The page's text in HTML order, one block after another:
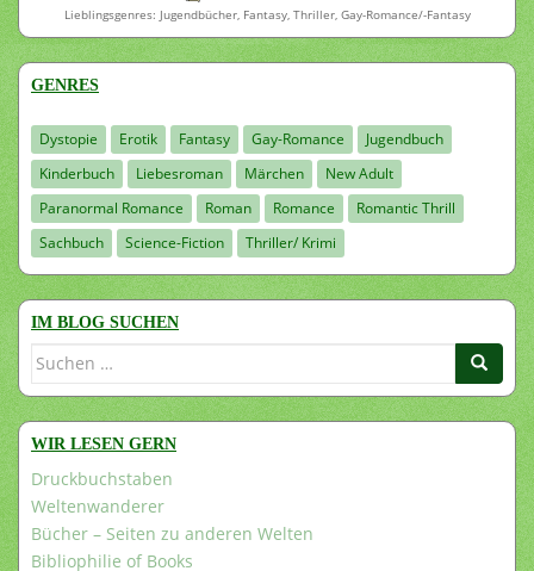
Lieblingsgenres: Jugendbücher, Fantasy, Thriller, Gay-Romance/-Fantasy
GENRES
Dystopie Erotik Fantasy Gay-Romance
Jugendbuch
Kinderbuch
Liebesroman Märchen
New Adult
Paranormal Romance
Roman Romance
Romantic Thrill
Sachbuch
Science-Fiction Thriller/ Krimi
IM BLOG SUCHEN
Suchen
WIR LESEN GERN
Druckbuchstaben
Weltenwanderer
Bücher – Seiten zu anderen Welten
Bibliophilie of Books